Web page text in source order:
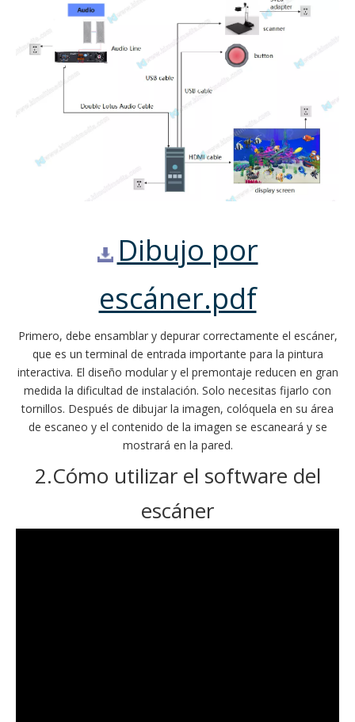
Dibujo por
escáner.pdf
Primero, debe ensamblar y depurar correctamente el escáner,
que es un terminal de entrada importante para la pintura
interactiva. El diseño modular y el premontaje reducen en gran
medida la dificultad de instalación. Solo necesitas fijarlo con
tornillos. Después de dibujar la imagen, colóquela en su área
de escaneo y el contenido de la imagen se escaneará y se
mostrará en la pared.
2.Cómo utilizar el software del
escáner